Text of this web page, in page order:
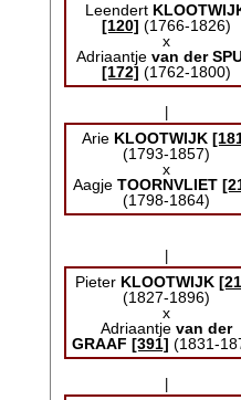
Leendert
[120] (1766-1826)
x
Adriaantje van der
[172] (1762-1800)
Arie KLOOTWIJK
(1793-1857)
x
AagjeTOORNVLIET
(1798-1864)
Pieter KLOOTWIJK
(1827-1896)
x
Adriaantje van der
GRAAF [391] (1831-